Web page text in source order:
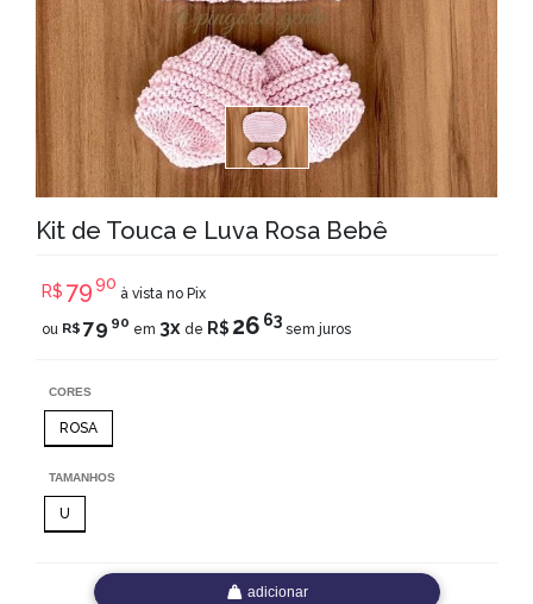
Kit de Touca e Luva Rosa Bebê
R$ 7990
à vista no Pix
ou R$ 79 90 em 3x de R$ 26 63
sem juros
CORES
ROSA
TAMANHOS
U
adicionar